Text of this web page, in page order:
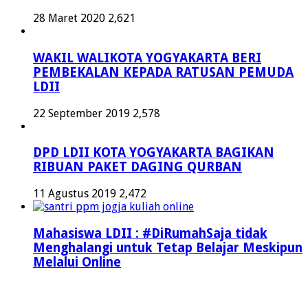
28 Maret 2020 2,621
WAKIL WALIKOTA YOGYAKARTA BERI
PEMBEKALAN KEPADA RATUSAN PEMUDA
LDII
22 September 2019 2,578
DPD LDII KOTA YOGYAKARTA BAGIKAN
RIBUAN PAKET DAGING QURBAN
11 Agustus 2019 2,472
Mahasiswa LDII : #DiRumahSaja tidak
Menghalangi untuk Tetap Belajar Meskipun
Melalui Online